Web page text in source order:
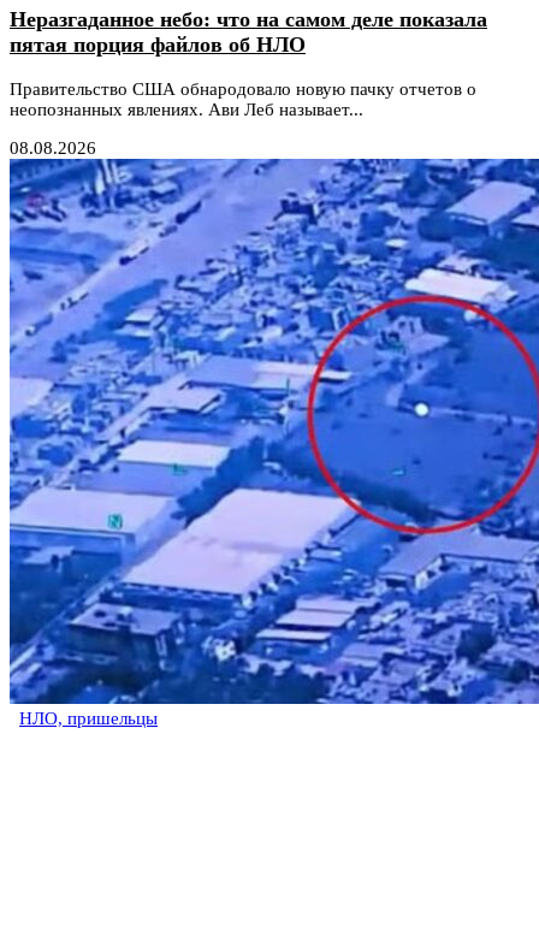
Неразгаданное небо: что на самом деле показала
пятая порция файлов об НЛО
Правительство США обнародовало новую пачку отчетов о
неопознанных явлениях. Ави Леб называет...
08.08.2026
НЛО, пришельцы